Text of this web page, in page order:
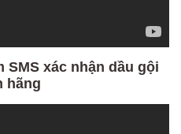
SMS xác nhận dầu gội
hãng